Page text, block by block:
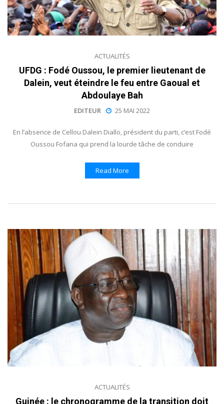
ACTUALITÉS
UFDG : Fodé Oussou, le premier lieutenant de
Dalein, veut éteindre le feu entre Gaoual et
Abdoulaye Bah
EDITEUR 25 MAI 2022
En l’absence de Cellou Dalein Diallo, président du parti, c’est Fodé
Oussou Fofana qui prend la lourde tâche de conduire
Read More
ACTUALITÉS
Guinée : le chronogramme de la transition doit